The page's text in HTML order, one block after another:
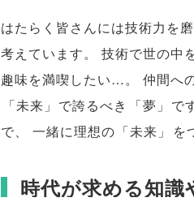
はたらく皆さんには技術力を
考えています。 技術で世の中
趣味を満喫したい…。 仲間へ
「未来 」 で誇るべき 「夢 」 で
で、 一緒に理想の 「未来 」 を
時代が求める知識